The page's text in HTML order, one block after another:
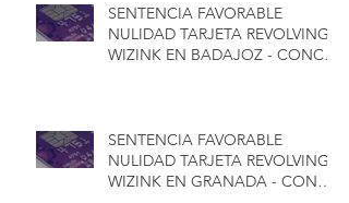
SENTENCIA FAVORABLE
NULIDAD TARJETA REVOLVING
WIZINK EN BADAJOZ - CONCA
SENTENCIA FAVORABLE
NULIDAD TARJETA REVOLVING
WIZINK EN GRANADA - CONCA